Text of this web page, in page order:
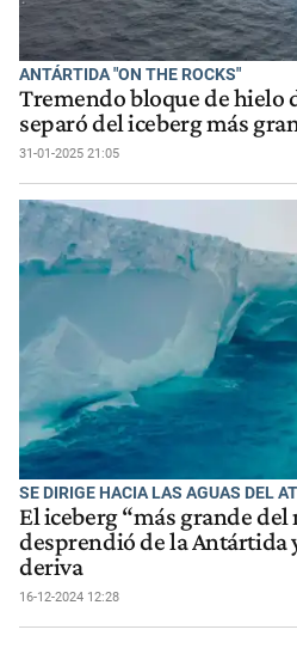
ANTÁRTIDA "ON THE ROCKS"
Tremendo bloque de hielo
separó del iceberg más
31-01-2025 21:05
SE DIRIGE HACIA LAS AGUAS DEL
El iceberg “más grande del
desprendió de la Antártida
deriva
16-12-2024 12:28